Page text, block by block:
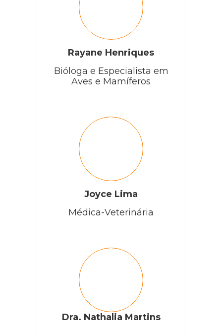
Rayane Henriques
Bióloga e Especialista em
Aves e Mamíferos
Joyce Lima
Médica-Veterinária
Dra. Nathalia Martins